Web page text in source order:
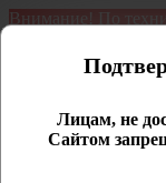
Внимание! По
является
Открыть сайдбар
Лицам, не
Сайтом